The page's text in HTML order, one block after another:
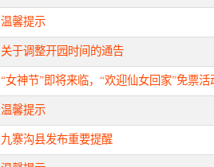
温馨提示
关于调整开园时间的通告
“女神节”即将来临，“欢迎仙女回家”免票
温馨提示
九寨沟县发布重要提醒